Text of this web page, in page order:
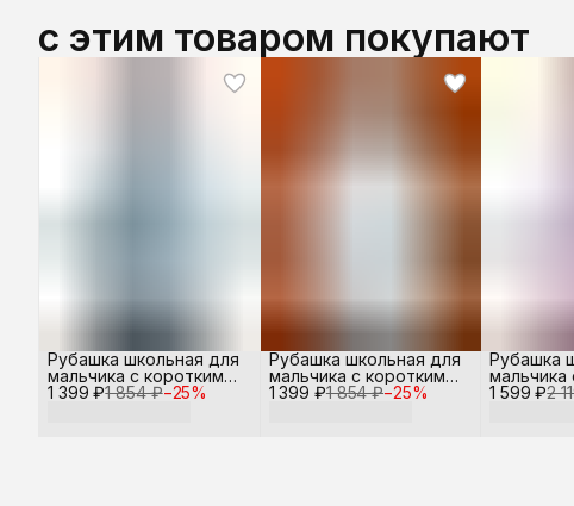
с этим товаром покупают
1 399 ₽1 854 ₽−25%
Рубашка школьная для
мальчика с коротким
рукавом
1 399 ₽1 854 ₽−25%
Рубашка школьная для
мальчика с коротким
рукавом
1 599 ₽2
Рубашка
мальчика
рукавом